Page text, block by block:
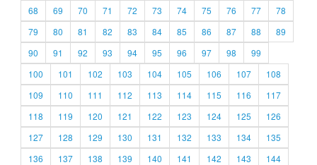
68
69 70 71 72 73 74 75 76 77
78
79
80 81 82 83 84 85 86 87 88
89
90
91 92 93 94 95 96 97 98
99
100
101 102 103 104 105 106 107
108
109
110 111 112 113 114 115 116
117
118
119 120 121 122 123 124 125
126
127
128 129 130 131 132 133 134
135
136
137 138 139 140 141 142 143
144